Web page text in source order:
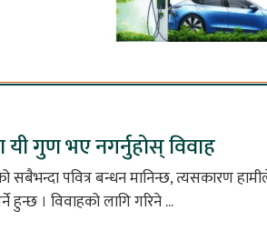
यी गुण भए नगर्नुहोस् विवाह
सबैभन्दा पवित्र बन्धन मानिन्छ, त्यसकारण
हुन्छ । विवाहको लागि गरिने ...